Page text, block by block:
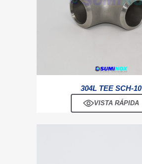
304L TEE SCH-10
VISTA RÁPIDA